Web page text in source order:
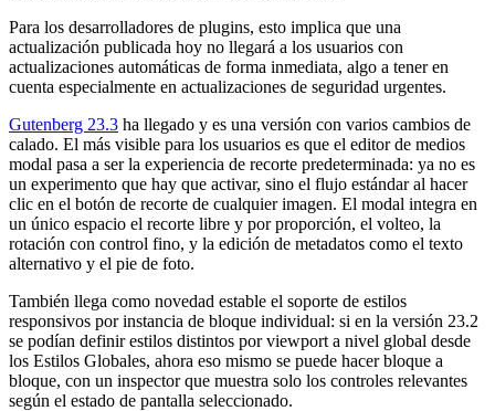
Para los desarrolladores de plugins, esto implica que una
actualización publicada hoy no llegará a los usuarios con
actualizaciones automáticas de forma inmediata, algo a tener en
cuenta especialmente en actualizaciones de seguridad urgentes.
Gutenberg 23.3 ha llegado y es una versión con varios cambios de
calado. El más visible para los usuarios es que el editor de medios
modal pasa a ser la experiencia de recorte predeterminada: ya no es
un experimento que hay que activar, sino el flujo estándar al hacer
clic en el botón de recorte de cualquier imagen. El modal integra en
un único espacio el recorte libre y por proporción, el volteo, la
rotación con control fino, y la edición de metadatos como el texto
alternativo y el pie de foto.
También llega como novedad estable el soporte de estilos
responsivos por instancia de bloque individual: si en la versión 23.2
se podían definir estilos distintos por viewport a nivel global desde
los Estilos Globales, ahora eso mismo se puede hacer bloque a
bloque, con un inspector que muestra solo los controles relevantes
según el estado de pantalla seleccionado.